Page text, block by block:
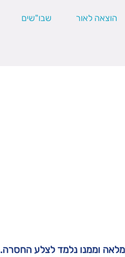
הוצאה לאור שבו"שים
וממנו נלמד לצלע החסרה.